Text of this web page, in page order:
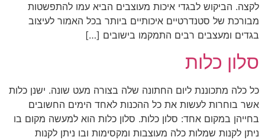
לקצה. הביקוש לבגדי איכות מעוצבים הביא עמו להתפשטות
מבורכת של סטנדרטיים איכותיים ביותר בכל האמור לעיצוב
בגדים ומעצבים רבים התמקמו בישובים […]
סלון כלות
כל כלה מתכוננת ליום החתונה שלה בצורה מעט שונה. ישנן כלות
אשר בוחרות לעשות את כל ההכנות לאחד הימים החשובים
בחייהן במקום אחד: סלון כלות. סלון כלות הוא למעשה מקום בו
ניתן לקנות שמלות כלה מעוצבות ומקסימות ובו ניתן לקנות